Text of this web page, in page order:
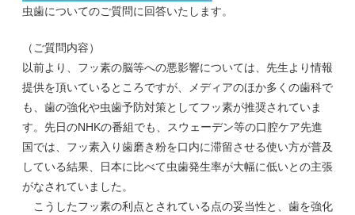
虫歯についてのご質問に回答いたします。
（ご質問内容）
以前より、フッ素の脳等への悪影響については、先生より情報
提供を頂いているところですが、メディアのほか多くの歯科で
も、歯の強化や虫歯予防対策としてフッ素が推奨されていま
す。先日のNHKの番組でも、スウェーデン等の口腔ケア先進
国では、フッ素入り歯磨き粉を口内に滞留させる使い方が普及
している結果、日本に比べて虫歯発生率が大幅に低いとの主張
がなされていました。
こうしたフッ素の利点とされている点の妥当性と、歯を強化